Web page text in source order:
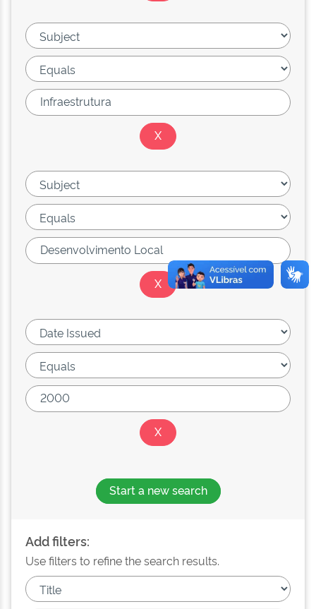
Start a new search
Add filters:
Use filters to refine the search results.